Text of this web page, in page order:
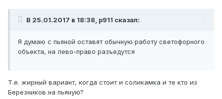
В 25.01.2017 в 18:38, p911 сказал:
Я думаю с пьяной оставят обычную работу светофорного
объекта, на лево-право разъедутся
Т.е. жирный вариант, когда стоит и соликамка и те кто из
Березников на пьяную?